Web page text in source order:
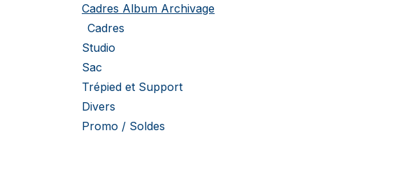
Cadres Album Archivage
Cadres
Studio
Sac
Trépied et Support
Divers
Promo / Soldes